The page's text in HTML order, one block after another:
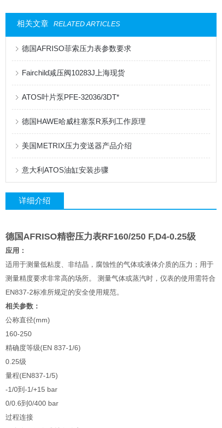
相关文章 RELATED ARTICLES
德国AFRISO菲索压力表参数要求
Fairchild减压阀10283J上海现货
ATOS叶片泵PFE-32036/3DT*
德国HAWE哈威柱塞泵R系列工作原理
美国METRIX压力变送器产品介绍
意大利ATOS油缸安装步骤
详细介绍
德国AFRISO精密压力表RF160/250 F,D4-0.25级
应用：
适用于测量低粘度、非结晶，腐蚀性的气体或液体介质的压力；用于
测量精度要求非常高的场所。 测量气体或蒸汽时，仪表的使用需符合
EN837-2标准所规定的安全使用规范。
相关参数：
公称直径(mm)
160-250
精确度等级(EN 837-1/6)
0.25级
量程(EN837-1/5)
-1/0到-1/+15 bar
0/0.6到0/400 bar
过程连接